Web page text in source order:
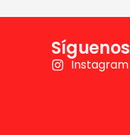
Síguenos
Instagram